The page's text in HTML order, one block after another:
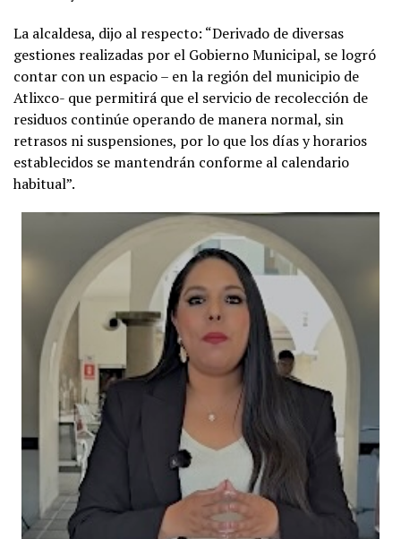
La alcaldesa, dijo al respecto: “Derivado de diversas
gestiones realizadas por el Gobierno Municipal, se logró
contar con un espacio – en la región del municipio de
Atlixco- que permitirá que el servicio de recolección de
residuos continúe operando de manera normal, sin
retrasos ni suspensiones, por lo que los días y horarios
establecidos se mantendrán conforme al calendario
habitual”.